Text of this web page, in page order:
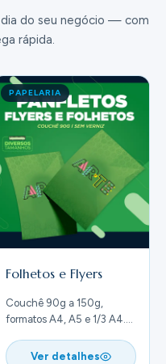
dia do seu negócio — com
rápida.
PAPELARIA
Folhetos e Flyers
Couchê 90g a 150g,
formatos A4, A5 e 1/3 A4.
Ver detalhes